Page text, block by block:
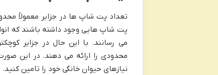
تعداد پت شاپ ها در جزایر معمولاً
پت شاپ هایی وجود داشته باشند که
می رسانند. با این حال در جزایر
محدودی را ارائه می دهند. در این
نیازهای حیوان خانگی خود را تامین کنید.